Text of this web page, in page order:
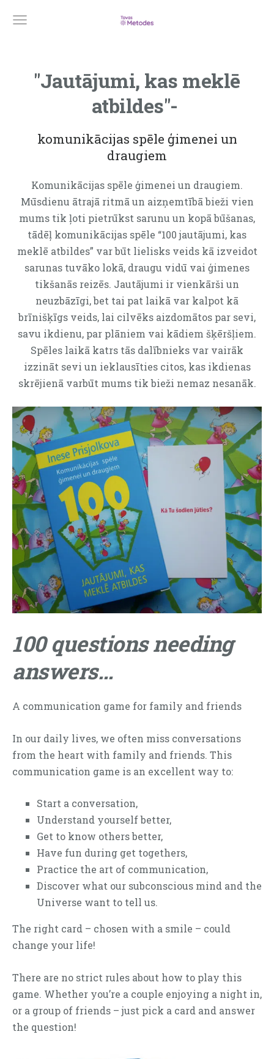
"Jautājumi, kas meklē
atbildes"-
komunikācijas spēle ģimenei un
draugiem
Komunikācijas spēle ģimenei un draugiem.
Mūsdienu ātrajā ritmā un aizņemtībā bieži vien
mums tik ļoti pietrūkst sarunu un kopā būšanas,
tādēļ komunikācijas spēle “100 jautājumi, kas
meklē atbildes” var būt lielisks veids kā izveidot
sarunas tuvāko lokā, draugu vidū vai ģimenes
tikšanās reizēs. Jautājumi ir vienkārši un
neuzbāzīgi, bet tai pat laikā var kalpot kā
brīnišķīgs veids, lai cilvēks aizdomātos par sevi,
savu ikdienu, par plāniem vai kādiem šķēršļiem.
Spēles laikā katrs tās dalībnieks var vairāk
izzināt sevi un ieklausīties citos, kas ikdienas
skrējienā varbūt mums tik bieži nemaz nesanāk.
100 questions needing
answers…
A communication game for family and friends
In our daily lives, we often miss conversations
from the heart with family and friends. This
communication game is an excellent way to:
Start a conversation,
Understand yourself better,
Get to know others better,
Have fun during get togethers,
Practice the art of communication,
Discover what our subconscious mind and the
Universe want to tell us.
The right card – chosen with a smile – could
change your life!
There are no strict rules about how to play this
game. Whether you’re a couple enjoying a night in,
or a group of friends – just pick a card and answer
the question!